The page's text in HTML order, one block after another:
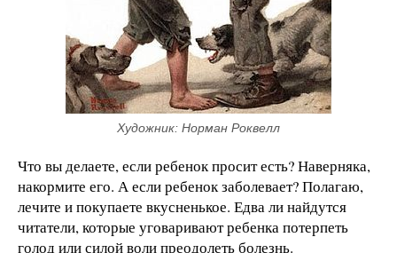
Художник: Норман Роквелл
Что вы делаете, если ребенок просит есть? Наверняка,
накормите его. А если ребенок заболевает? Полагаю,
лечите и покупаете вкусненькое. Едва ли найдутся
читатели, которые уговаривают ребенка потерпеть
голод или силой воли преодолеть болезнь.